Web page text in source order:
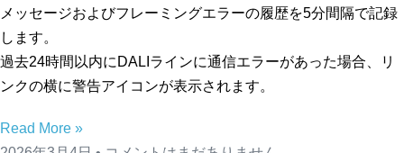
メッセージおよびフレーミングエラーの履歴を5分間隔で記録
します。
過去24時間以内にDALIラインに通信エラーがあった場合、リ
ンクの横に警告アイコンが表示されます。
Read More »